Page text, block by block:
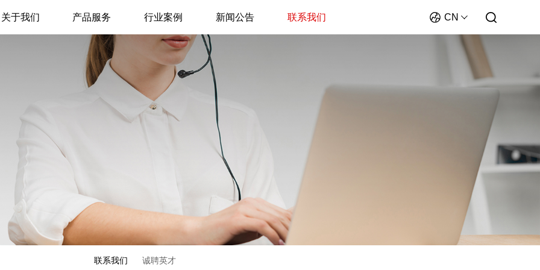
关于我们 产品服务 行业案例 新闻公告 联系我们 CN
联系我们 诚聘英才